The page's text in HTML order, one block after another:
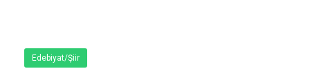
Edebiyat/Şiir